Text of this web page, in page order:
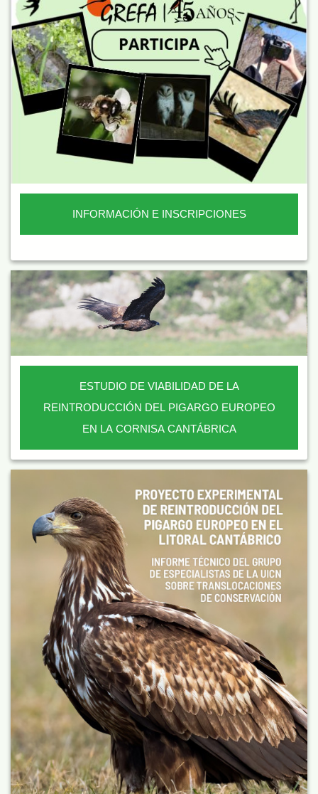
INFORMACIÓN E INSCRIPCIONES
ESTUDIO DE VIABILIDAD DE LA
REINTRODUCCIÓN DEL PIGARGO EUROPEO
EN LA CORNISA CANTÁBRICA